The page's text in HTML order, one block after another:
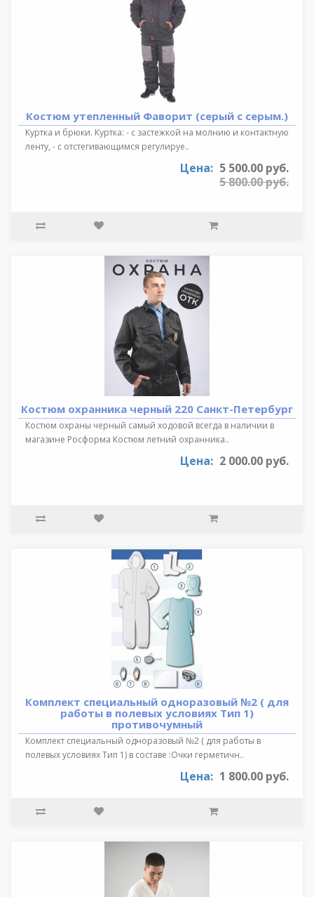
Костюм утепленный Фаворит (серый с серым.)
Куртка и брюки. Куртка: - с застежкой на молнию и контактную
ленту, - с отстегивающимся регулируе..
Цена: 5 500.00 руб.
5 800.00 руб.
Костюм охранника черный 220 Санкт-Петербург
Костюм охраны черный самый ходовой всегда в наличии в
магазине Росформа Костюм летний охранника..
Цена: 2 000.00 руб.
Комплект специальный одноразовый №2 ( для
работы в полевых условиях Тип 1)
противочумный
Комплект специальный одноразовый №2 ( для работы в
полевых условиях Тип 1) в составе :Очки герметичн..
Цена: 1 800.00 руб.